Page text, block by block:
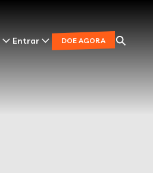
Entrar DOE AGORA